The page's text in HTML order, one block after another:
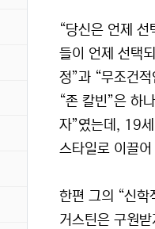
“당신은 언제
들이 언제 선택
정”과 “무조건
“존 칼빈”은 하
자”였는데, 19
스타일로 이끌
한편 그의 “신
거스틴은 구원